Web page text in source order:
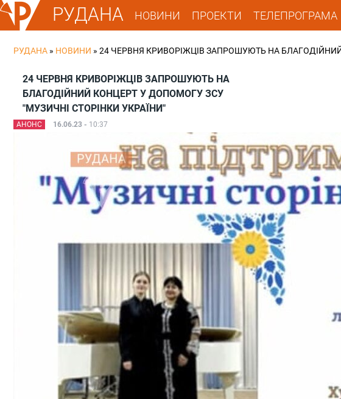
РУДАНА НОВИНИ ПРОЕКТИ ТЕЛЕПРОГРАМА
РУДАНА » НОВИНИ » 24 ЧЕРВНЯ КРИВОРІЖЦІВ ЗАПРОШУЮТЬ НА
24 ЧЕРВНЯ КРИВОРІЖЦІВ ЗАПРОШУЮТЬ НА
БЛАГОДІЙНИЙ КОНЦЕРТ У ДОПОМОГУ ЗСУ
"МУЗИЧНІ СТОРІНКИ УКРАЇНИ"
АНОНС 16.06.23 - 10:37